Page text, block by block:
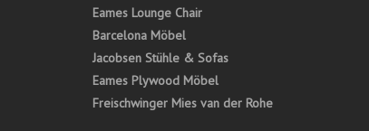
Eames Lounge Chair
Barcelona Möbel
Jacobsen Stühle & Sofas
Eames Plywood Möbel
Freischwinger Mies van der Rohe